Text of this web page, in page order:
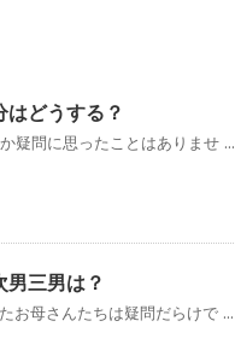
どうする？
疑問に思ったことはありませ ...
三男は？
お母さんたちは疑問だらけで ...